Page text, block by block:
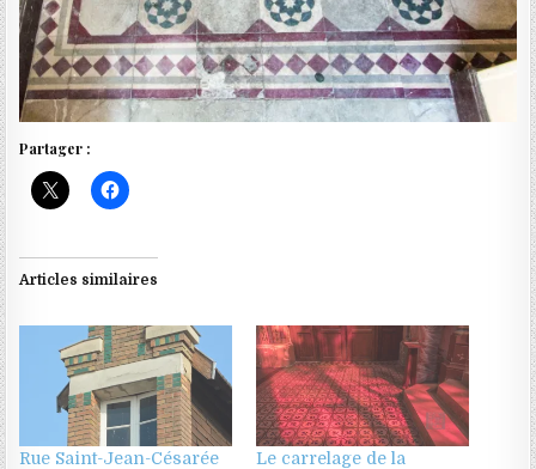
Partager :
Articles similaires
Rue Saint-Jean-Césarée
Le carrelage de la